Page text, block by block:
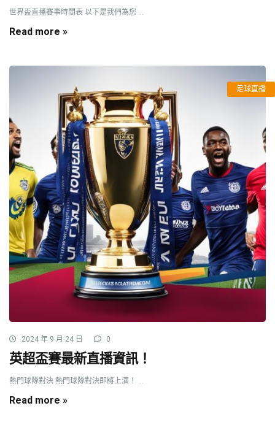
世界盃直播賽事時間表 以下是我們為您 ...
Read more »
足球直播
2024 年 9 月 24 日 0
英超盃賽最新直播資訊！
熱門球隊對決 熱門球隊對決即將上演！ ...
Read more »